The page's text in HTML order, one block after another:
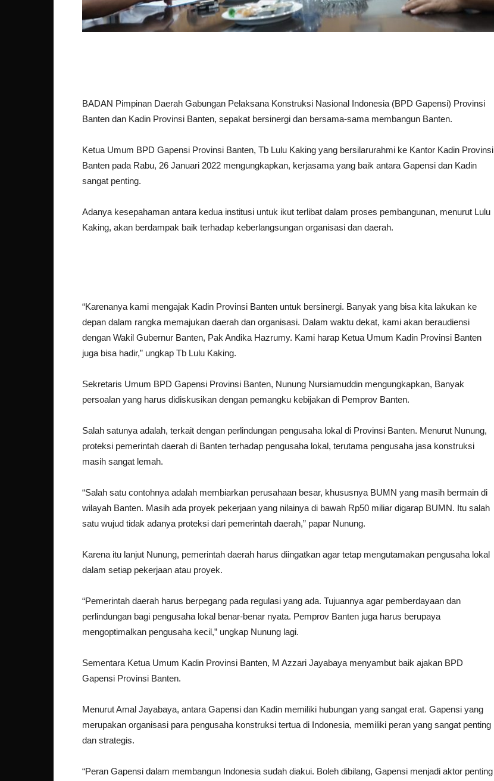
BADAN Pimpinan Daerah Gabungan Pelaksana Konstruksi Nasional Indonesia (BPD Gapensi) Provinsi
Banten dan Kadin Provinsi Banten, sepakat bersinergi dan bersama-sama membangun Banten.
Ketua Umum BPD Gapensi Provinsi Banten, Tb Lulu Kaking yang bersilarurahmi ke Kantor Kadin Provinsi
Banten pada Rabu, 26 Januari 2022 mengungkapkan, kerjasama yang baik antara Gapensi dan Kadin
sangat penting.
Adanya kesepahaman antara kedua institusi untuk ikut terlibat dalam proses pembangunan, menurut Lulu
Kaking, akan berdampak baik terhadap keberlangsungan organisasi dan daerah.
“Karenanya kami mengajak Kadin Provinsi Banten untuk bersinergi. Banyak yang bisa kita lakukan ke
depan dalam rangka memajukan daerah dan organisasi. Dalam waktu dekat, kami akan beraudiensi
dengan Wakil Gubernur Banten, Pak Andika Hazrumy. Kami harap Ketua Umum Kadin Provinsi Banten
juga bisa hadir,” ungkap Tb Lulu Kaking.
Sekretaris Umum BPD Gapensi Provinsi Banten, Nunung Nursiamuddin mengungkapkan, Banyak
persoalan yang harus didiskusikan dengan pemangku kebijakan di Pemprov Banten.
Salah satunya adalah, terkait dengan perlindungan pengusaha lokal di Provinsi Banten. Menurut Nunung,
proteksi pemerintah daerah di Banten terhadap pengusaha lokal, terutama pengusaha jasa konstruksi
masih sangat lemah.
“Salah satu contohnya adalah membiarkan perusahaan besar, khususnya BUMN yang masih bermain di
wilayah Banten. Masih ada proyek pekerjaan yang nilainya di bawah Rp50 miliar digarap BUMN. Itu salah
satu wujud tidak adanya proteksi dari pemerintah daerah,” papar Nunung.
Karena itu lanjut Nunung, pemerintah daerah harus diingatkan agar tetap mengutamakan pengusaha lokal
dalam setiap pekerjaan atau proyek.
“Pemerintah daerah harus berpegang pada regulasi yang ada. Tujuannya agar pemberdayaan dan
perlindungan bagi pengusaha lokal benar-benar nyata. Pemprov Banten juga harus berupaya
mengoptimalkan pengusaha kecil,” ungkap Nunung lagi.
Sementara Ketua Umum Kadin Provinsi Banten, M Azzari Jayabaya menyambut baik ajakan BPD
Gapensi Provinsi Banten.
Menurut Amal Jayabaya, antara Gapensi dan Kadin memiliki hubungan yang sangat erat. Gapensi yang
merupakan organisasi para pengusaha konstruksi tertua di Indonesia, memiliki peran yang sangat penting
dan strategis.
“Peran Gapensi dalam membangun Indonesia sudah diakui. Boleh dibilang, Gapensi menjadi aktor penting